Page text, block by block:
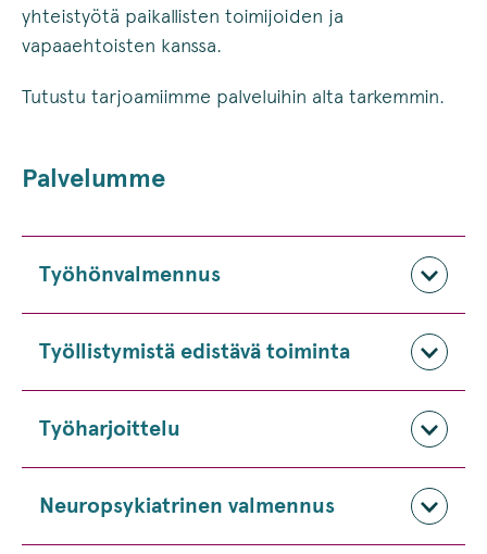
yhteistyötä paikallisten toimijoiden ja
vapaaehtoisten kanssa.
Tutustu tarjoamiimme palveluihin alta tarkemmin.
Palvelumme
Työhönvalmennus
Työllistymistä edistävä toiminta
Työharjoittelu
Neuropsykiatrinen valmennus